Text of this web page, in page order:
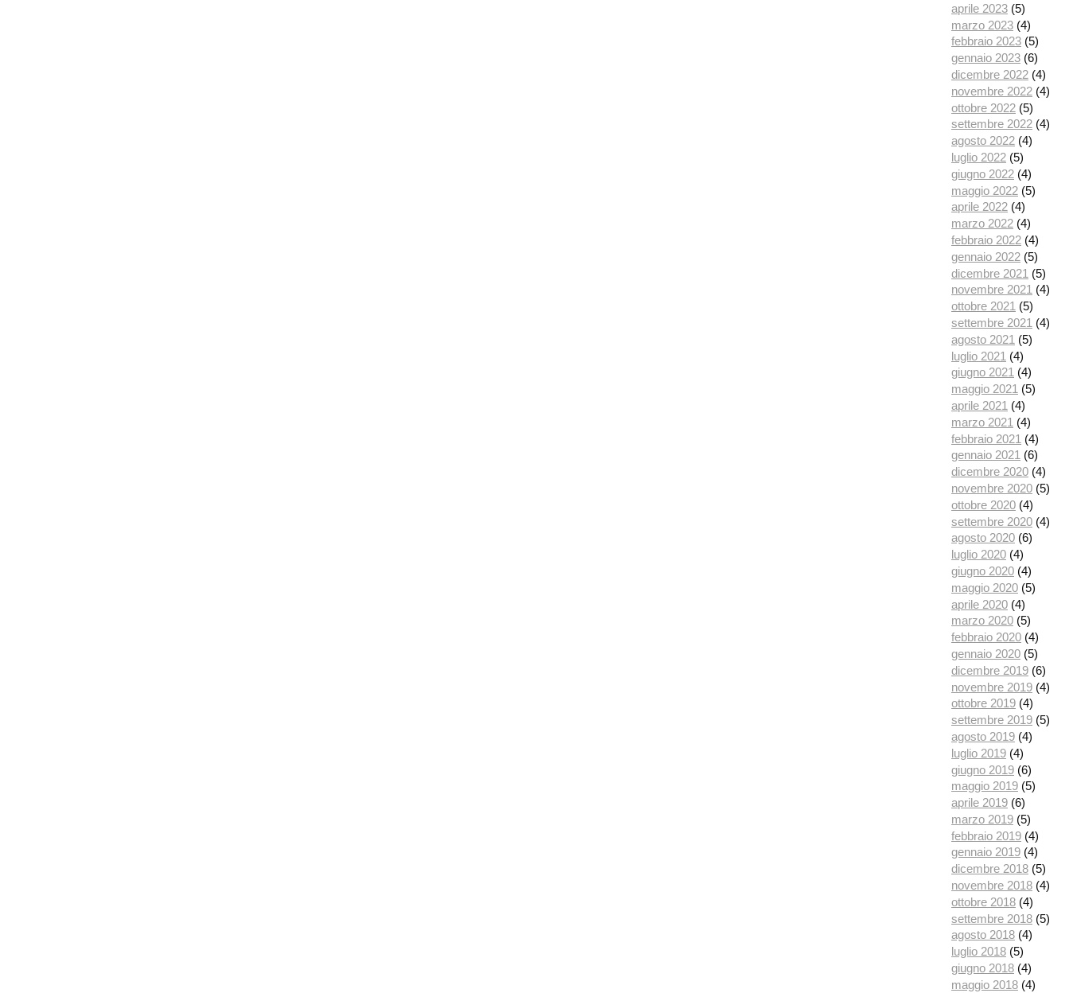
aprile 2023 (5)
marzo 2023 (4)
febbraio 2023 (5)
gennaio 2023 (6)
dicembre 2022 (4)
novembre 2022 (4)
ottobre 2022 (5)
settembre 2022 (4)
agosto 2022 (4)
luglio 2022 (5)
giugno 2022 (4)
maggio 2022 (5)
aprile 2022 (4)
marzo 2022 (4)
febbraio 2022 (4)
gennaio 2022 (5)
dicembre 2021 (5)
novembre 2021 (4)
ottobre 2021 (5)
settembre 2021 (4)
agosto 2021 (5)
luglio 2021 (4)
giugno 2021 (4)
maggio 2021 (5)
aprile 2021 (4)
marzo 2021 (4)
febbraio 2021 (4)
gennaio 2021 (6)
dicembre 2020 (4)
novembre 2020 (5)
ottobre 2020 (4)
settembre 2020 (4)
agosto 2020 (6)
luglio 2020 (4)
giugno 2020 (4)
maggio 2020 (5)
aprile 2020 (4)
marzo 2020 (5)
febbraio 2020 (4)
gennaio 2020 (5)
dicembre 2019 (6)
novembre 2019 (4)
ottobre 2019 (4)
settembre 2019 (5)
agosto 2019 (4)
luglio 2019 (4)
giugno 2019 (6)
maggio 2019 (5)
aprile 2019 (6)
marzo 2019 (5)
febbraio 2019 (4)
gennaio 2019 (4)
dicembre 2018 (5)
novembre 2018 (4)
ottobre 2018 (4)
settembre 2018 (5)
agosto 2018 (4)
luglio 2018 (5)
giugno 2018 (4)
maggio 2018 (4)